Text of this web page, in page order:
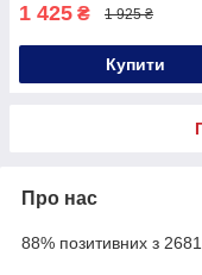
1 425 ₴ 1 925 ₴
Купити
Про нас
88% позитивних з 2681